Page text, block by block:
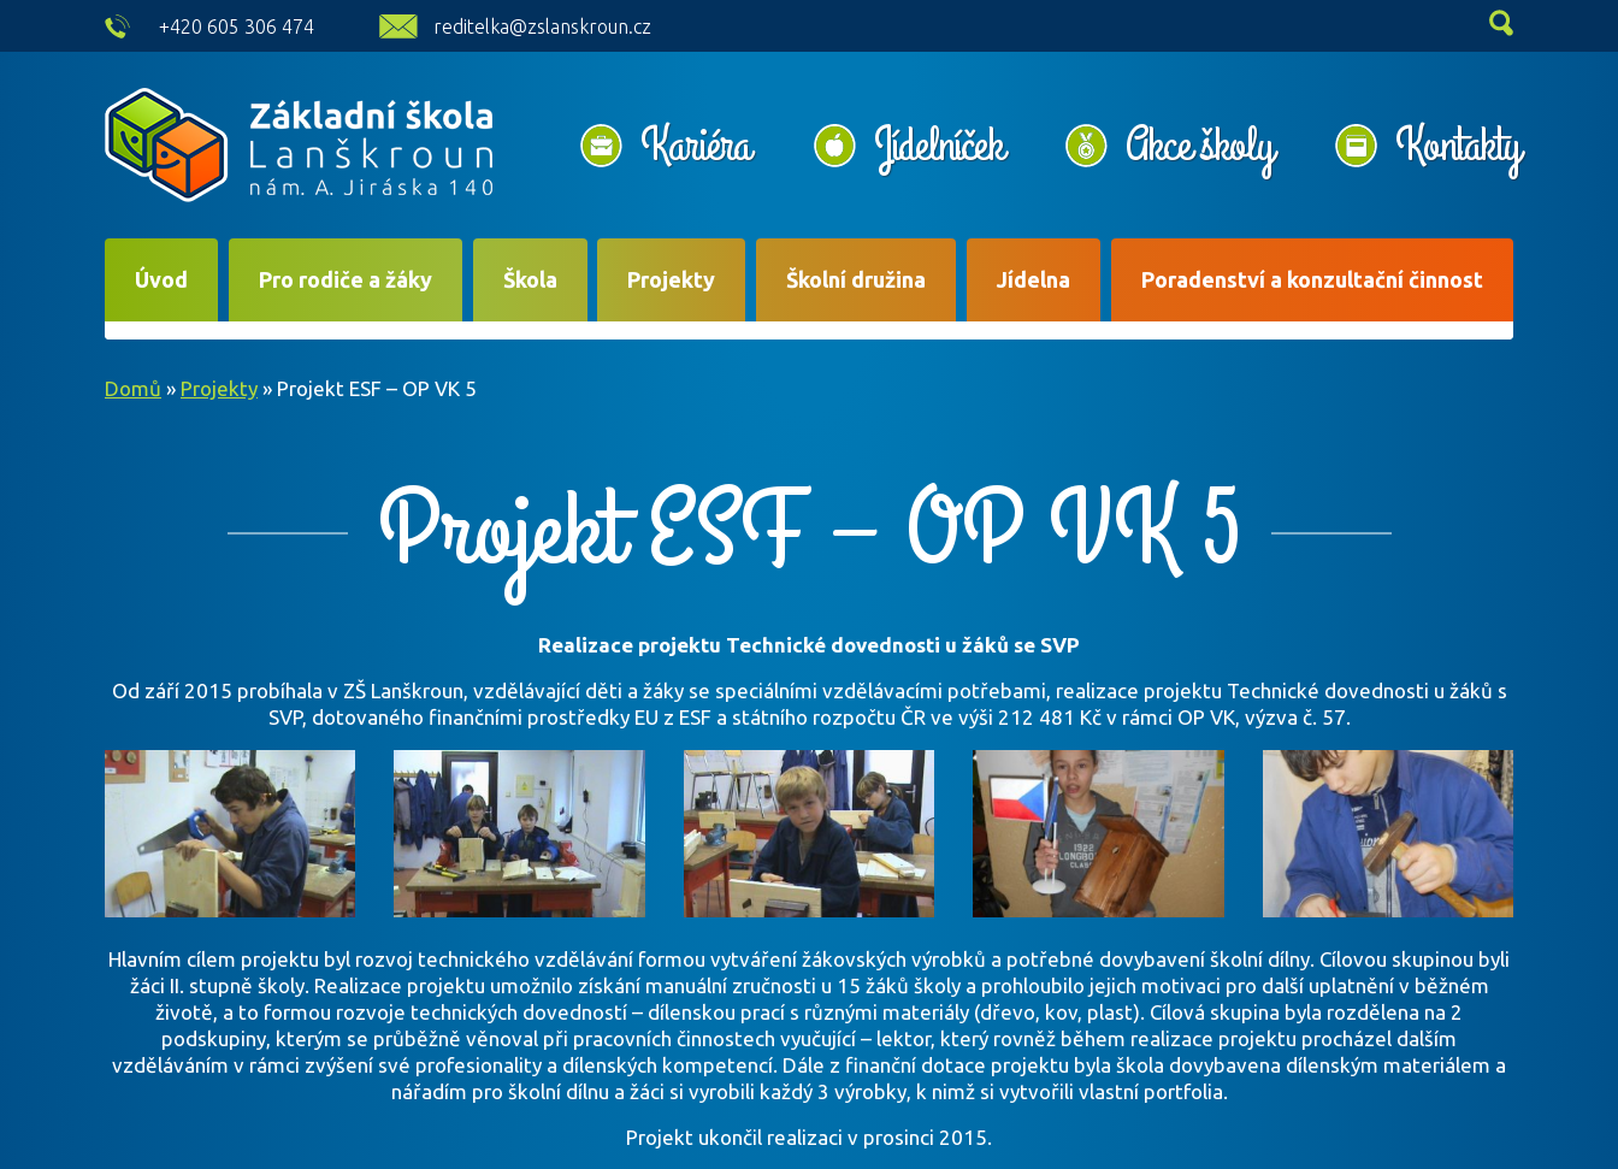
skip to main content
+420 605 306 474 reditelka@zslanskroun.cz
Kariéra Jídelníček Akce školy Kontakty
Úvod Pro rodiče a žáky Škola Projekty Školní družina Jídelna Poradenství a konzultační činnost
Domů » Projekty » Projekt ESF – OP VK 5
Projekt ESF – OP VK 5
Realizace projektu Technické dovednosti u žáků se SVP
Od září 2015 probíhala v ZŠ Lanškroun, vzdělávající děti a žáky se speciálními vzdělávacími potřebami, realizace projektu Technické dovednosti u žáků s
SVP, dotovaného finančními prostředky EU z ESF a státního rozpočtu ČR ve výši 212 481 Kč v rámci OP VK, výzva č. 57.
Hlavním cílem projektu byl rozvoj technického vzdělávání formou vytváření žákovských výrobků a potřebné dovybavení školní dílny. Cílovou skupinou byli
žáci II. stupně školy. Realizace projektu umožnilo získání manuální zručnosti u 15 žáků školy a prohloubilo jejich motivaci pro další uplatnění v běžném
životě, a to formou rozvoje technických dovedností – dílenskou prací s různými materiály (dřevo, kov, plast). Cílová skupina byla rozdělena na 2
podskupiny, kterým se průběžně věnoval při pracovních činnostech vyučující – lektor, který rovněž během realizace projektu procházel dalším
vzděláváním v rámci zvýšení své profesionality a dílenských kompetencí. Dále z finanční dotace projektu byla škola dovybavena dílenským materiálem a
nářadím pro školní dílnu a žáci si vyrobili každý 3 výrobky, k nimž si vytvořili vlastní portfolia.
Projekt ukončil realizaci v prosinci 2015.